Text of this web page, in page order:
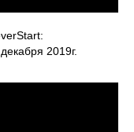
2019г.